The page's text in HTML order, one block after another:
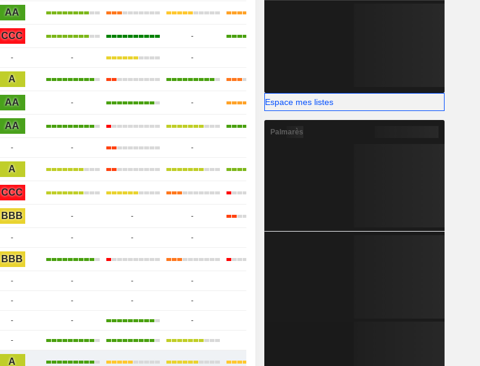
AA
CCC -
- - -
A
AA - -
AA
- - -
A
CCC
BBB - - -
- - - -
BBB
- - - -
- - - -
- - -
-
A
Espace mes listes
Palmarès